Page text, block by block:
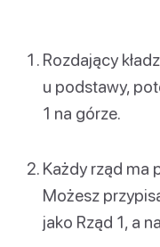
Rozdający
u podstawy,
1 na górze.
Każdy rząd ma
Możesz
jako Rząd 1, a